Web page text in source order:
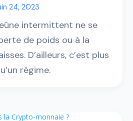
24, 2023
intermittent ne se
de poids ou à la
D’ailleurs, c’est plus
régime.